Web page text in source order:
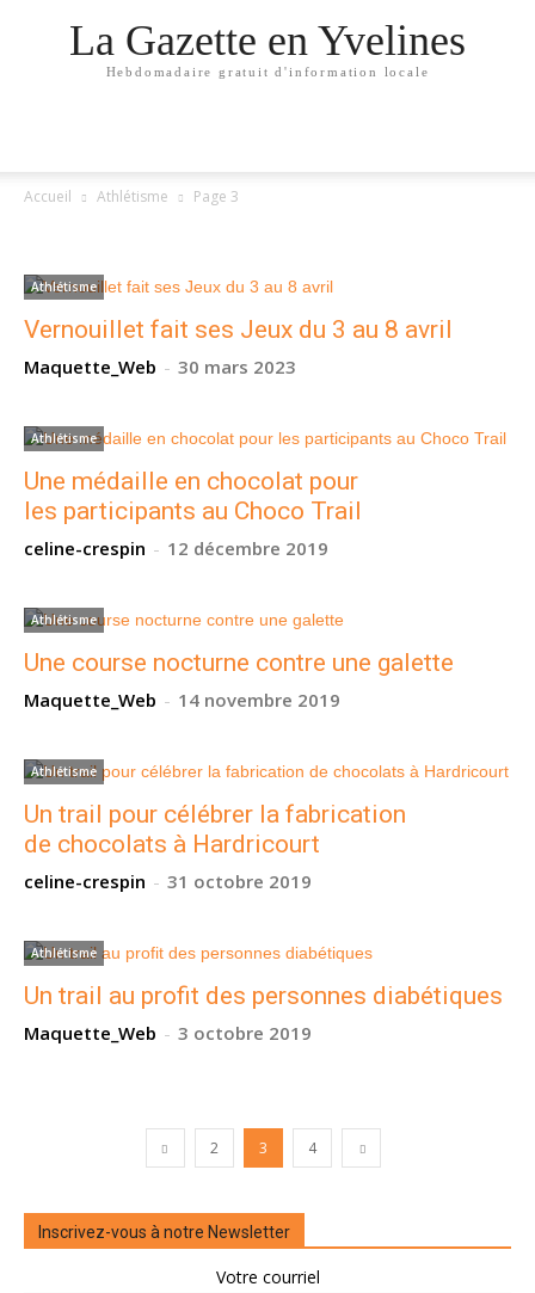
La Gazette en Yvelines
Hebdomadaire gratuit d'information locale
Accueil Athlétisme Page 3
Athlétisme
Vernouillet fait ses Jeux du 3 au 8 avril
Maquette_Web - 30 mars 2023
Athlétisme
Une médaille en chocolat pour
les participants au Choco Trail
celine-crespin - 12 décembre 2019
Athlétisme
Une course nocturne contre une galette
Maquette_Web - 14 novembre 2019
Athlétisme
Un trail pour célébrer la fabrication
de chocolats à Hardricourt
celine-crespin - 31 octobre 2019
Athlétisme
Un trail au profit des personnes diabétiques
Maquette_Web - 3 octobre 2019
2 3 4
Inscrivez-vous à notre Newsletter
Votre courriel